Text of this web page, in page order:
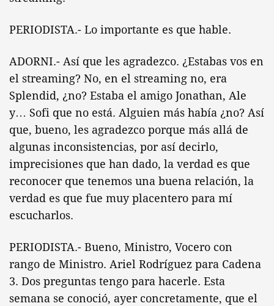
PERIODISTA.- Lo importante es que hable.
ADORNI.- Así que les agradezco. ¿Estabas vos en
el streaming? No, en el streaming no, era
Splendid, ¿no? Estaba el amigo Jonathan, Ale
y… Sofi que no está. Alguien más había ¿no? Así
que, bueno, les agradezco porque más allá de
algunas inconsistencias, por así decirlo,
imprecisiones que han dado, la verdad es que
reconocer que tenemos una buena relación, la
verdad es que fue muy placentero para mí
escucharlos.
PERIODISTA.- Bueno, Ministro, Vocero con
rango de Ministro. Ariel Rodríguez para Cadena
3. Dos preguntas tengo para hacerle. Esta
semana se conoció, ayer concretamente, que el